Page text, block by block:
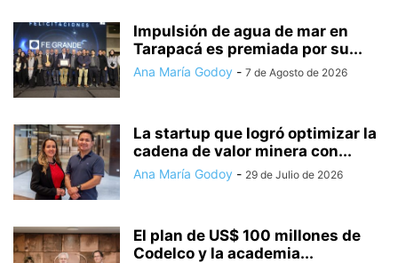
Impulsión de agua de mar en
Tarapacá es premiada por su...
Ana María Godoy - 7 de Agosto de 2026
La startup que logró optimizar la
cadena de valor minera con...
Ana María Godoy - 29 de Julio de 2026
El plan de US$ 100 millones de
Codelco y la academia...